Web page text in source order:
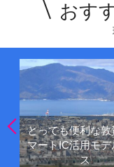
おす
とっても便利な敦
マートIC活用モデ
ス